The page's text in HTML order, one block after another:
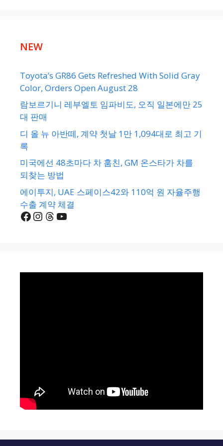
NEW
Toyota’s GR86 Gets Refreshed With Solid Gray
Color, Orders Open August 28
람보르기니 레부엘토 임파비도, 오직 일본에만 25
대 판매
디 올 뉴 아반떼, 계약 첫날 1만 1,094대로 최고 기
록
미국에선 48초마다 차 훔친, GM 온스타가 차를
되찾는 방법
에이투지, UAE 스페이스42와 110억 원 자율주행
수출 계약 체결
Facebook
Instagram
Threads
YouTube